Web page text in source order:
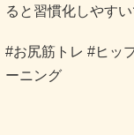
ると習慣化しやすい
#お尻筋トレ #ヒッ
ーニング